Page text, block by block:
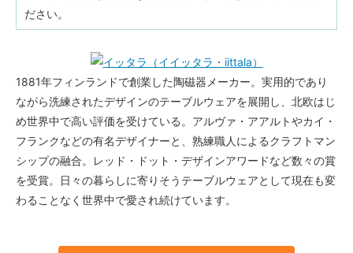
ださい。
1881年フィンランドで創業した陶磁器メーカー。実用的であり
ながら洗練されたデザインのテーブルウェアを展開し、北欧はじ
め世界中で高い評価を受けている。アルヴァ・アアルトやカイ・
フランクなどの有名デザイナーと、熟練職人によるクラフトマン
シップの融合。レッド・ドット・デザインアワードなど数々の賞
を受賞。日々の暮らしに寄りそうテーブルウェアとして現在も変
わることなく世界中で愛され続けています。